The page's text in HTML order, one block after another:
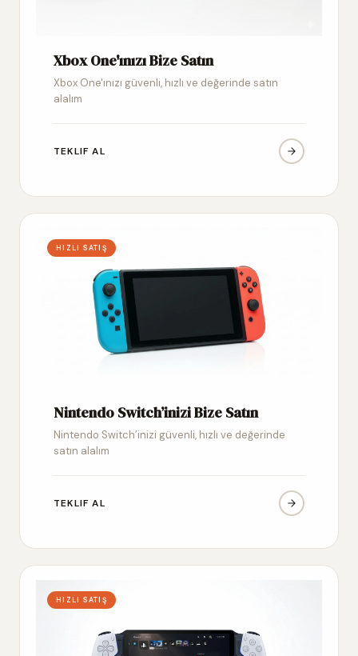
Xbox One'ınızı Bize Satın
Xbox One'ınızı güvenli, hızlı ve değerinde satın
alalım
TEKLIF AL
HIZLI SATIŞ
Nintendo Switch’inizi Bize Satın
Nintendo Switch’inizi güvenli, hızlı ve değerinde
satın alalım
TEKLIF AL
HIZLI SATIŞ